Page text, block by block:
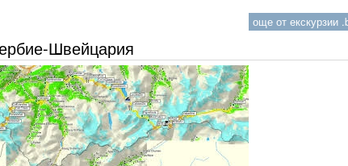
още от екскурзии
Швейцария